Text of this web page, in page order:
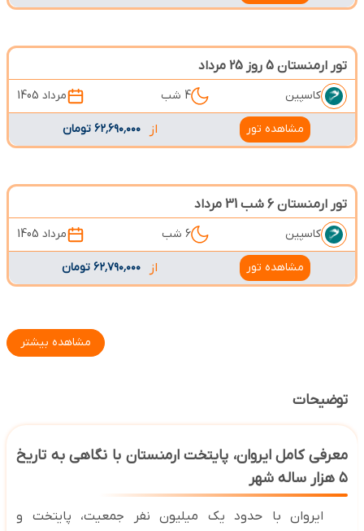
تور ارمنستان 5 روز 25 مرداد
کاسپین 4 شب مرداد 1405
مشاهده تور از ۶۲٬۶۹۰٬۰۰۰ تومان
تور ارمنستان 6 شب 31 مرداد
کاسپین 6 شب مرداد 1405
مشاهده تور از ۶۲٬۷۹۰٬۰۰۰ تومان
مشاهده بیشتر
توضیحات
معرفی کامل ایروان، پایتخت ارمنستان با نگاهی به تاریخ
۵هزار ساله شهر
ایروان با حدود یک میلیون نفر جمعیت، پایتخت و